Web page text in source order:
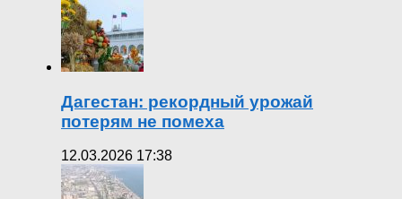
Дагестан: рекордный урожай
потерям не помеха
12.03.2026 17:38